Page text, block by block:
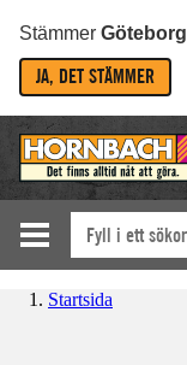
Stämmer Göteborg
JA, DET STÄMMER
Startsida